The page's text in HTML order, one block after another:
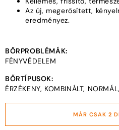
Az új, megerősített,
eredményez.
BŐRPROBLÉMÁK:
FÉNYVÉDELEM
BŐRTÍPUSOK:
ÉRZÉKENY, KOMBINÁLT,
MÁR CSAK 2